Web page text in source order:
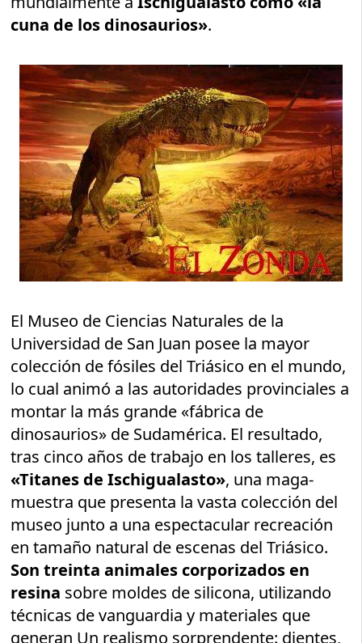
cuna de los dinosaurios».
El Museo de Ciencias Naturales de la
Universidad de San Juan posee la mayor
colección de fósiles del Triásico en el mundo,
lo cual animó a las autoridades provinciales a
montar la más grande «fábrica de
dinosaurios» de Sudamérica. El resultado,
tras cinco años de trabajo en los talleres, es
«Titanes de Ischigualasto», una maga-
muestra que presenta la vasta colección del
museo junto a una espectacular recreación
en tamaño natural de escenas del Triásico.
Son treinta animales corporizados en
resina sobre moldes de silicona, utilizando
técnicas de vanguardia y materiales que
generan Un realismo sorprendente: dientes,